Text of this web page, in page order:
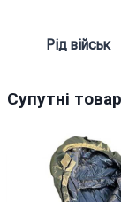
Дмитра
синьо-
кількість
Рід військ
Супутні